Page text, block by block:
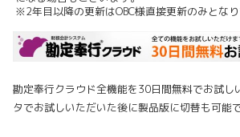
※2年目以降の更新はOBC様直接更新のみとなり
勘定奉行クラウド全機能を30日間無料でお試し
タでお試しいただいた後に製品版に切替も可能で